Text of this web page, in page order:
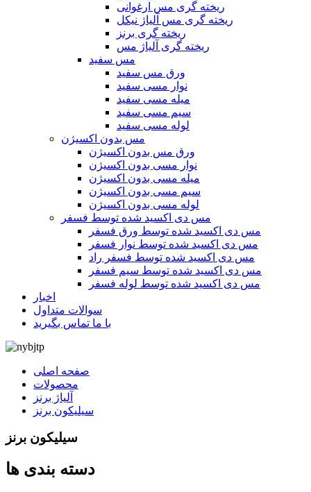
ریخته گری مس ارغوانی
ریخته گری مس آلیاژ نیکل
ریخته گری برنز
ریخته گری آلیاژ مس
مس سفید
ورق مس سفید
نوار مسی سفید
میله مسی سفید
سیم مسی سفید
لوله مسی سفید
مس بدون اکسیژن
ورق مس بدون اکسیژن
نوار مسی بدون اکسیژن
میله مسی بدون اکسیژن
سیم مسی بدون اکسیژن
لوله مسی بدون اکسیژن
مس دی اکسید شده توسط فسفر
مس دی اکسید شده توسط ورق فسفر
مس دی اکسید شده توسط نوار فسفر
مس دی اکسید شده توسط فسفر راد
مس دی اکسید شده توسط سیم فسفر
مس دی اکسید شده توسط لوله فسفر
اخبار
سوالات متداول
با ما تماس بگیرید
صفحه اصلی
محصولات
آلیاژ برنز
سیلیکون برنز
سیلیکون برنز
دسته بندی ها